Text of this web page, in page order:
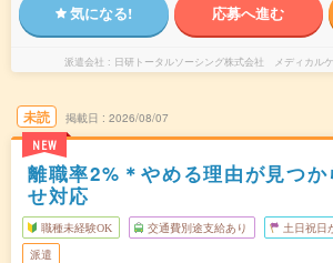
気になる! 応募へ進む
派遣会社 日研トータルソーシング株式会社 メディカル
未読
NEW
掲載日 2026/08/07
離職率2%＊やめる理由が見つ
せ対応
職種未経験OK 交通費別途支給あり 土日祝日
派遣